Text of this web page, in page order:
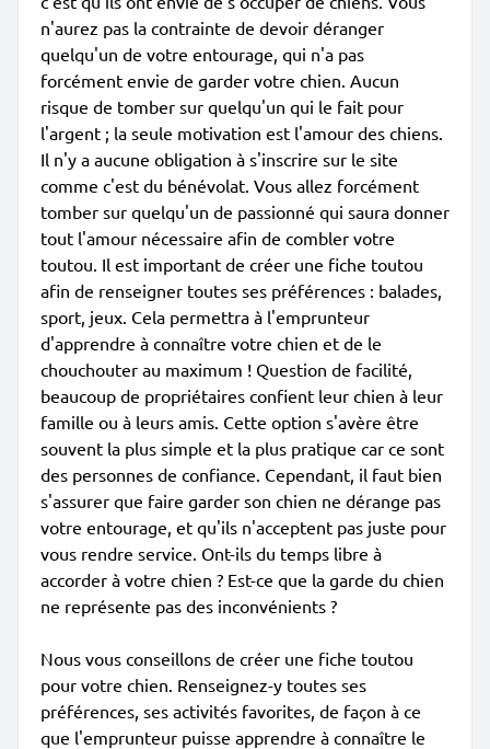
n'aurez pas la contrainte de devoir déranger
quelqu'un de votre entourage, qui n'a pas
forcément envie de garder votre chien. Aucun
risque de tomber sur quelqu'un qui le fait pour
l'argent ; la seule motivation est l'amour des chiens.
Il n'y a aucune obligation à s'inscrire sur le site
comme c'est du bénévolat. Vous allez forcément
tomber sur quelqu'un de passionné qui saura donner
tout l'amour nécessaire afin de combler votre
toutou. Il est important de créer une fiche toutou
afin de renseigner toutes ses préférences : balades,
sport, jeux. Cela permettra à l'emprunteur
d'apprendre à connaître votre chien et de le
chouchouter au maximum ! Question de facilité,
beaucoup de propriétaires confient leur chien à leur
famille ou à leurs amis. Cette option s'avère être
souvent la plus simple et la plus pratique car ce sont
des personnes de confiance. Cependant, il faut bien
s'assurer que faire garder son chien ne dérange pas
votre entourage, et qu'ils n'acceptent pas juste pour
vous rendre service. Ont-ils du temps libre à
accorder à votre chien ? Est-ce que la garde du chien
ne représente pas des inconvénients ?
Nous vous conseillons de créer une fiche toutou
pour votre chien. Renseignez-y toutes ses
préférences, ses activités favorites, de façon à ce
que l'emprunteur puisse apprendre à connaître le